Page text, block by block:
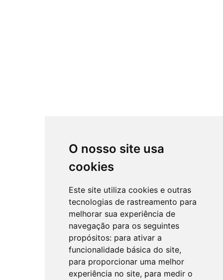
O nosso site usa
cookies
Este site utiliza cookies e outras
tecnologias de rastreamento para
melhorar sua experiência de
navegação para os seguintes
propósitos: para ativar a
funcionalidade básica do site,
para proporcionar uma melhor
experiência no site, para medir o